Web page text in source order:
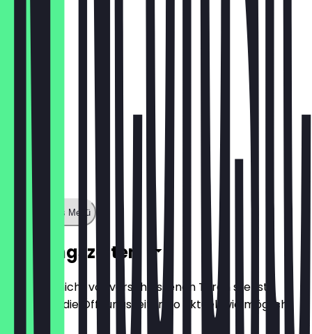
€ 1,60
Zeige ganzes Menü
Öffnungszeiten
Damit du nicht vor verschlossenen Türen stehst,
halten wir die Öffnungszeiten so aktuell wie möglich.